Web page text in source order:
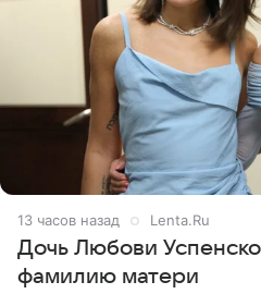
13 часов назад Lenta.Ru
Дочь Любови
фамилию матери